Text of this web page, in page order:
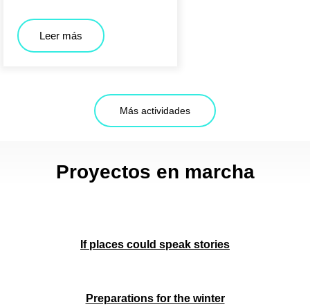
Leer más
Más actividades
Proyectos en marcha
If places could speak stories
Preparations for the winter